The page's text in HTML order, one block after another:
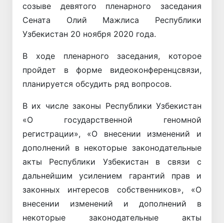
созыве девятого пленарного заседания
Сената Олий Мажлиса Республики
Узбекистан 20 ноября 2020 года.
В ходе пленарного заседания, которое
пройдет в форме видеоконференцсвязи,
планируется обсудить ряд вопросов.
В их числе законы Республики Узбекистан
«О государственной геномной
регистрации», «О внесении изменений и
дополнений в некоторые законодательные
акты Республики Узбекистан в связи с
дальнейшим усилением гарантий прав и
законных интересов собственников», «О
внесении изменений и дополнений в
некоторые законодательные акты